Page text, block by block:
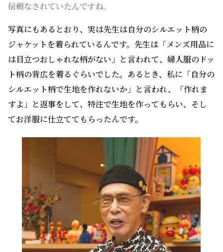
――信頼なされていたんですね。
写真にもあるとおり、実は先生は自分のシルエット柄の
ジャケットを着られているんです。先生は「メンズ用品に
は目立つおしゃれな柄がない」と言われて、婦人服のドッ
ト柄の背広を着るぐらいでした。あるとき、私に「自分の
シルエット柄で生地を作れないか」と言われ、「作れま
すよ」と返事をして、特注で生地を作ってもらい、そし
てお洋服に仕立ててもらったんです。